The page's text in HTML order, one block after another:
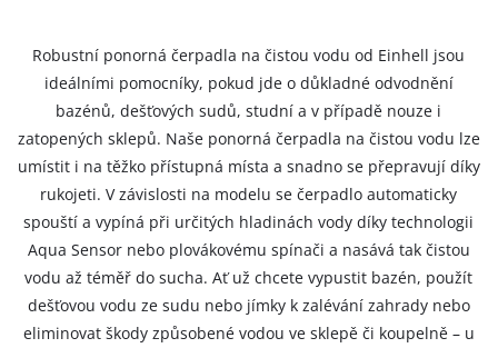
Robustní ponorná čerpadla na čistou vodu od Einhell jsou
ideálními pomocníky, pokud jde o důkladné odvodnění
bazénů, dešťových sudů, studní a v případě nouze i
zatopených sklepů. Naše ponorná čerpadla na čistou vodu lze
umístit i na těžko přístupná místa a snadno se přepravují díky
rukojeti. V závislosti na modelu se čerpadlo automaticky
spouští a vypíná při určitých hladinách vody díky technologii
Aqua Sensor nebo plovákovému spínači a nasává tak čistou
vodu až téměř do sucha. Ať už chcete vypustit bazén, použít
dešťovou vodu ze sudu nebo jímky k zalévání zahrady nebo
eliminovat škody způsobené vodou ve sklepě či koupelně – u